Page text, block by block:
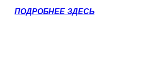
ПОДРОБНЕЕ ЗДЕСЬ